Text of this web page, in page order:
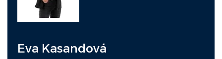
Eva Kasandová